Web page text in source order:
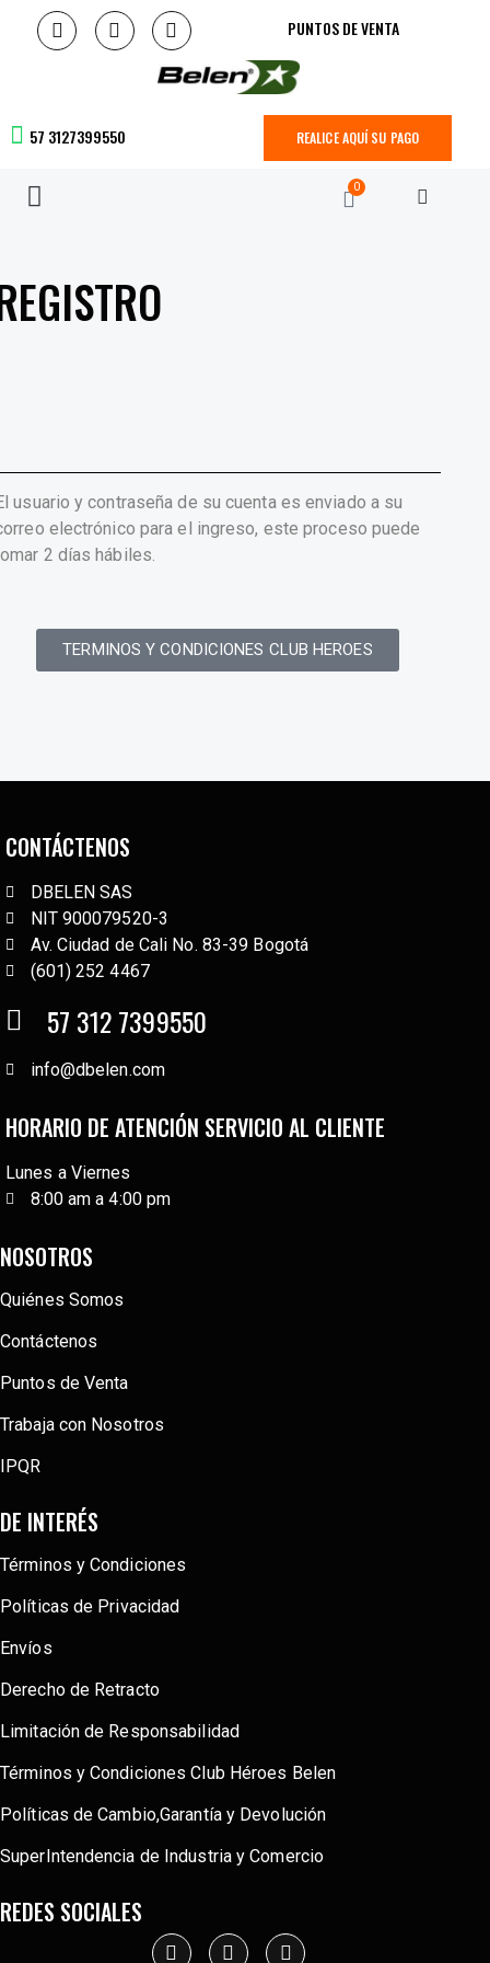
PUNTOS DE VENTA
57 3127399550 REALICE AQUÍ SU PAGO
0
usuario y contraseña de su cuenta es enviado a su
electrónico para el ingreso, este proceso puede
2 días hábiles.
TERMINOS Y CONDICIONES CLUB HEROES
CONTÁCTENOS
DBELEN SAS
NIT 900079520-3
Av. Ciudad de Cali No. 83-39 Bogotá
(601) 252 4467
57 312 7399550
info@dbelen.com
HORARIO DE ATENCIÓN SERVICIO AL CLIENTE
Lunes a Viernes
8:00 am a 4:00 pm
NOSOTROS
Quiénes Somos
Contáctenos
Puntos de Venta
Trabaja con Nosotros
IPQR
DE INTERÉS
Términos y Condiciones
Políticas de Privacidad
Envíos
Derecho de Retracto
Limitación de Responsabilidad
Términos y Condiciones Club Héroes Belen
Políticas de Cambio,Garantía y Devolución
SuperIntendencia de Industria y Comercio
REDES SOCIALES